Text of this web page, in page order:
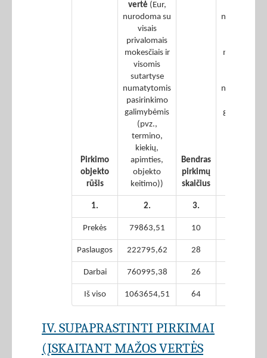
Pirkimo
objekto
rūšis
vertė (Eur,
nurodoma su
visais
privalomais
mokesčiais ir
visomis
sutartyse
numatytomis
pasirinkimo
galimybėmis
(pvz.,
termino,
kiekių,
apimties,
objekto
keitimo))
Bendras
pirkimų
skaičius
nurodoma
mokesčiais
galimybėmis
1. 2. 3.
Prekės 79863,51 10
Paslaugos 222795,62 28
Darbai 760995,38 26
Iš viso 1063654,51 64
IV. SUPAPRASTINTI PIRKIMAI
(ĮSKAITANT MAŽOS VERTĖS